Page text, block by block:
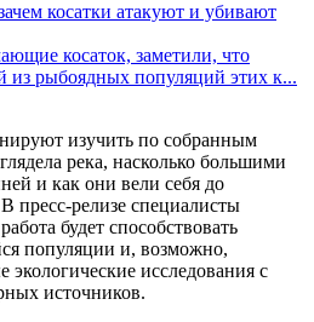
косатки атакуют и убивают
косаток, заметили, что
из рыбоядных популяций этих к...
изучить по собранным
река, насколько большими
и как они вели себя до
пресс-релизе специалисты
будет способствовать
популяции и, возможно,
экологические исследования с
источников.